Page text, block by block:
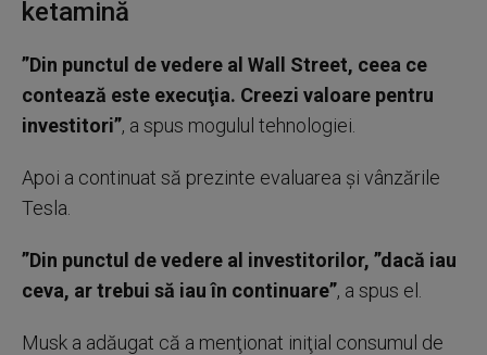
ketamină
”Din punctul de vedere al Wall Street, ceea ce
contează este execuţia. Creezi valoare pentru
investitori”, a spus mogulul tehnologiei.
Apoi a continuat să prezinte evaluarea şi vânzările
Tesla.
”Din punctul de vedere al investitorilor, ”dacă iau
ceva, ar trebui să iau în continuare”, a spus el.
Musk a adăugat că a menţionat iniţial consumul de